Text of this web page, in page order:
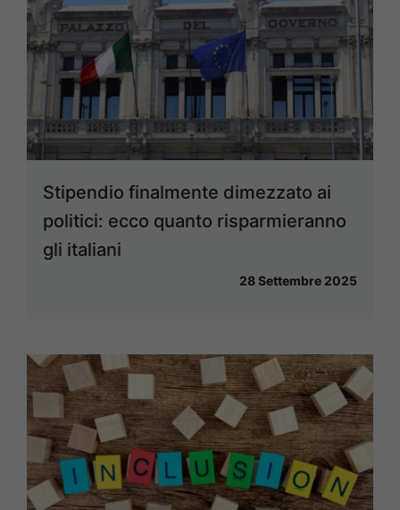
Stipendio finalmente dimezzato ai
politici: ecco quanto risparmieranno
gli italiani
28 Settembre 2025